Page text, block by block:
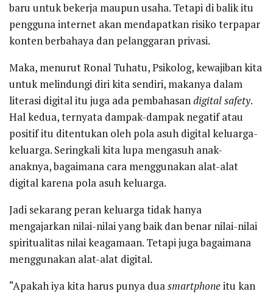
baru untuk bekerja maupun usaha. Tetapi di balik itu
pengguna internet akan mendapatkan risiko terpapar
konten berbahaya dan pelanggaran privasi.
Maka, menurut Ronal Tuhatu, Psikolog, kewajiban kita
untuk melindungi diri kita sendiri, makanya dalam
literasi digital itu juga ada pembahasandigital safety.
Hal kedua, ternyata dampak-dampak negatif atau
positif itu ditentukan oleh pola asuh digital keluarga-
keluarga. Seringkali kita lupa mengasuh anak-
anaknya, bagaimana cara menggunakan alat-alat
digital karena pola asuh keluarga.
Jadi sekarang peran keluarga tidak hanya
mengajarkan nilai-nilai yang baik dan benar nilai-nilai
spiritualitas nilai keagamaan. Tetapi juga bagaimana
menggunakan alat-alat digital.
“Apakah iya kita harus punya duasmartphoneitu kan